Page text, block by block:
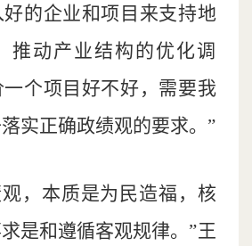
的企业和项目来支持地
推动产业结构的优化调
个项目好不好，需要我
实正确政绩观的要求。”
，本质是为民造福，核
是和遵循客观规律。”王